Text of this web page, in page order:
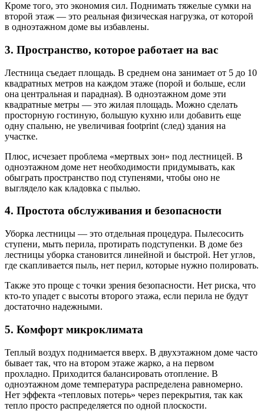
Кроме того, это экономия сил. Поднимать тяжелые сумки на
второй этаж — это реальная физическая нагрузка, от которой
в одноэтажном доме вы избавлены.
3. Пространство, которое работает на вас
Лестница съедает площадь. В среднем она занимает от 5 до 10
квадратных метров на каждом этаже (порой и больше, если
она центральная и парадная). В одноэтажном доме эти
квадратные метры — это жилая площадь. Можно сделать
просторную гостиную, большую кухню или добавить еще
одну спальню, не увеличивая footprint (след) здания на
участке.
Плюс, исчезает проблема «мертвых зон» под лестницей. В
одноэтажном доме нет необходимости придумывать, как
обыграть пространство под ступенями, чтобы оно не
выглядело как кладовка с пылью.
4. Простота обслуживания и безопасности
Уборка лестницы — это отдельная процедура. Пылесосить
ступени, мыть перила, протирать подступенки. В доме без
лестницы уборка становится линейной и быстрой. Нет углов,
где скапливается пыль, нет перил, которые нужно полировать.
Также это проще с точки зрения безопасности. Нет риска, что
кто-то упадет с высоты второго этажа, если перила не будут
достаточно надежными.
5. Комфорт микроклимата
Теплый воздух поднимается вверх. В двухэтажном доме часто
бывает так, что на втором этаже жарко, а на первом
прохладно. Приходится балансировать отопление. В
одноэтажном доме температура распределена равномерно.
Нет эффекта «тепловых потерь» через перекрытия, так как
тепло просто распределяется по одной плоскости.